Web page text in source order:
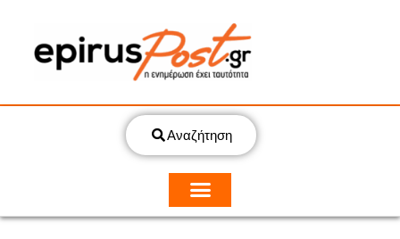
Αναζήτηση